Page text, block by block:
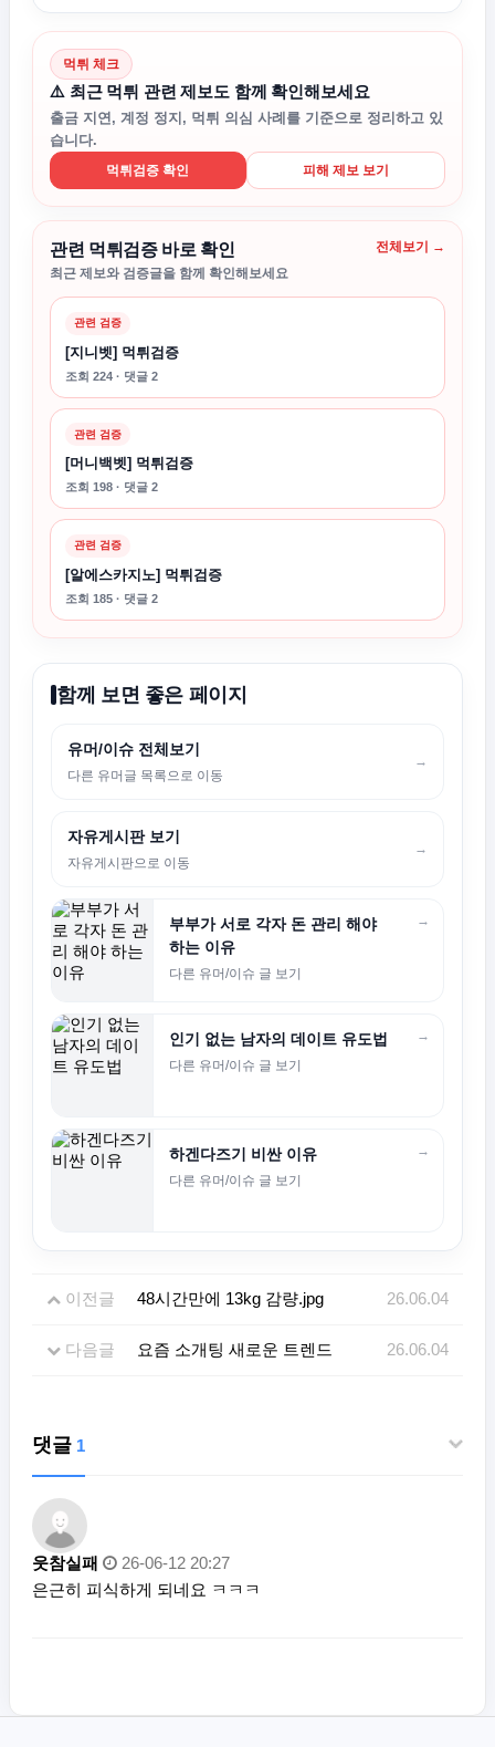
먹튀 체크
⚠️ 최근 먹튀 관련 제보도 함께 확인해보세요
출금 지연, 계정 정지, 먹튀 의심 사례를 기준으로 정리하고 있
습니다.
먹튀검증 확인 피해 제보 보기
관련 먹튀검증 바로 확인
최근 제보와 검증글을 함께 확인해보세요
전체보기 →
관련 검증
[지니벳] 먹튀검증
조회 224 · 댓글 2
관련 검증
[머니백벳] 먹튀검증
조회 198 · 댓글 2
관련 검증
[알에스카지노] 먹튀검증
조회 185 · 댓글 2
함께 보면 좋은 페이지
유머/이슈 전체보기
다른 유머글 목록으로 이동
→
자유게시판 보기
자유게시판으로 이동
→
부부가 서로 각자 돈 관리 해야
하는 이유
다른 유머/이슈 글 보기
→
인기 없는 남자의 데이트 유도법
다른 유머/이슈 글 보기
→
하겐다즈기 비싼 이유
다른 유머/이슈 글 보기
→
이전글 48시간만에 13kg 감량.jpg 26.06.04
다음글 요즘 소개팅 새로운 트렌드 26.06.04
댓글 1
웃참실패
26-06-12 20:27
은근히 피식하게 되네요 ㅋㅋㅋ